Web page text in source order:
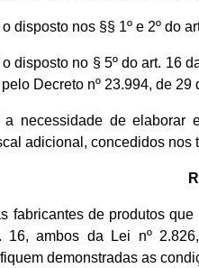
disposto nos §§ 1º e 2º do
disposto no § 5º do art. 16
Decreto nº 23.994, de 29
necessidade de elaborar
adicional, concedidos nos
fabricantes de produtos
ambos da Lei nº
demonstradas as